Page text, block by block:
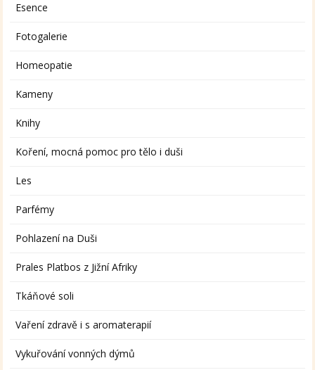
Esence
Fotogalerie
Homeopatie
Kameny
Knihy
Koření, mocná pomoc pro tělo i duši
Les
Parfémy
Pohlazení na Duši
Prales Platbos z Jižní Afriky
Tkáňové soli
Vaření zdravě i s aromaterapií
Vykuřování vonných dýmů